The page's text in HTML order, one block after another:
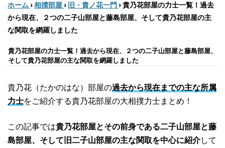
ホーム ›相撲部屋 › 旧・貴ノ花一門 ›貴乃花部屋の力士一覧！過去
から現在、２つの二子山部屋と藤島部屋、そして貴乃花部屋の主
な関取を網羅しました
貴乃花部屋の力士一覧！過去から現在、２つの二子山部屋と藤島部屋、
そして貴乃花部屋の主な関取を網羅しました
貴乃花（たかのはな）部屋の過去から現在までの主な所属
力士をご紹介する貴乃花部屋の大相撲力士まとめ！
この記事では貴乃花部屋とその前身である二子山部屋と藤
島部屋、そして旧二子山部屋の主な関取を中心に紹介して